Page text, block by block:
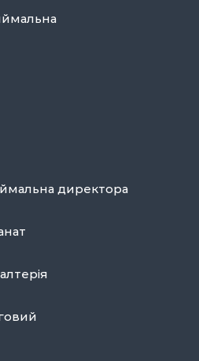
директора